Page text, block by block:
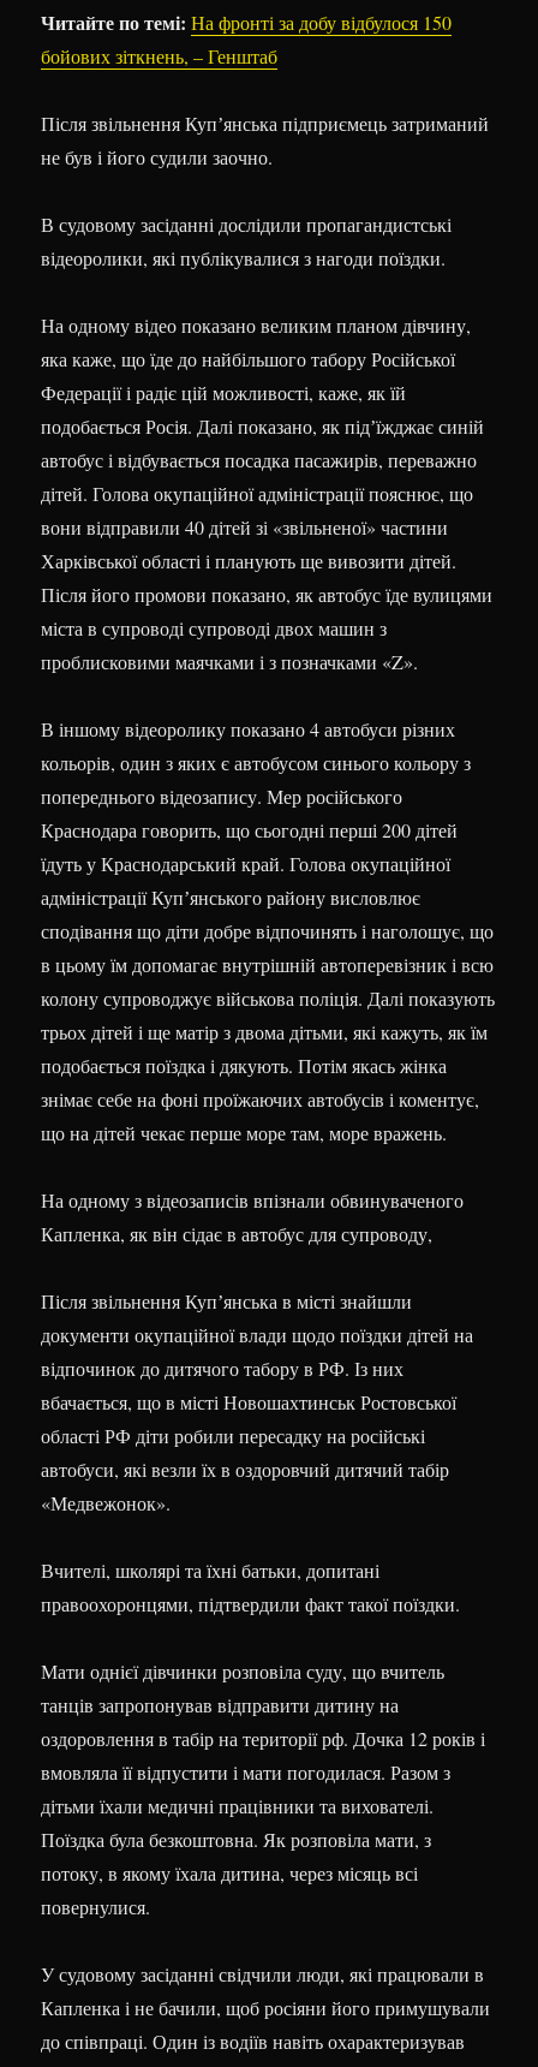
Читайте по темі: На фронті за добу відбулося 150
бойових зіткнень, – Генштаб
Після звільнення Купʼянська підприємець затриманий
не був і його судили заочно.
В судовому засіданні дослідили пропагандистські
відеоролики, які публікувалися з нагоди поїздки.
На одному відео показано великим планом дівчину,
яка каже, що їде до найбільшого табору Російської
Федерації і радіє цій можливості, каже, як їй
подобається Росія. Далі показано, як підʼїжджає синій
автобус і відбувається посадка пасажирів, переважно
дітей. Голова окупаційної адміністрації пояснює, що
вони відправили 40 дітей зі «звільненої» частини
Харківської області і планують ще вивозити дітей.
Після його промови показано, як автобус їде вулицями
міста в супроводі супроводі двох машин з
проблисковими маячками і з позначками «Z».
В іншому відеоролику показано 4 автобуси різних
кольорів, один з яких є автобусом синього кольору з
попереднього відеозапису. Мер російського
Краснодара говорить, що сьогодні перші 200 дітей
їдуть у Краснодарський край. Голова окупаційної
адміністрації Купʼянського району висловлює
сподівання що діти добре відпочинять і наголошує, що
в цьому їм допомагає внутрішній автоперевізник і всю
колону супроводжує військова поліція. Далі показують
трьох дітей і ще матір з двома дітьми, які кажуть, як їм
подобається поїздка і дякують. Потім якась жінка
знімає себе на фоні проїжаючих автобусів і коментує,
що на дітей чекає перше море там, море вражень.
На одному з відеозаписів впізнали обвинуваченого
Капленка, як він сідає в автобус для супроводу,
Після звільнення Купʼянська в місті знайшли
документи окупаційної влади щодо поїздки дітей на
відпочинок до дитячого табору в РФ. Із них
вбачається, що в місті Новошахтинськ Ростовської
області РФ діти робили пересадку на російські
автобуси, які везли їх в оздоровчий дитячий табір
«Медвежонок».
Вчителі, школярі та їхні батьки, допитані
правоохоронцями, підтвердили факт такої поїздки.
Мати однієї дівчинки розповіла суду, що вчитель
танців запропонував відправити дитину на
оздоровлення в табір на території рф. Дочка 12 років і
вмовляла її відпустити і мати погодилася. Разом з
дітьми їхали медичні працівники та вихователі.
Поїздка була безкоштовна. Як розповіла мати, з
потоку, в якому їхала дитина, через місяць всі
повернулися.
У судовому засіданні свідчили люди, які працювали в
Капленка і не бачили, щоб росіяни його примушували
до співпраці. Один із водіїв навіть охарактеризував